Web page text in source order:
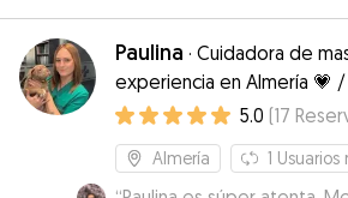
Paulina · Cuidadora de
experiencia en Almería 💗
Veterinaria 🩺🐾5.0 (17
Almería 1 Usuarios